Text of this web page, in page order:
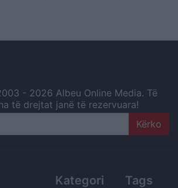
- 2026 Albeu Online Media. Të
të drejtat janë të rezervuara!
Kategori Tags